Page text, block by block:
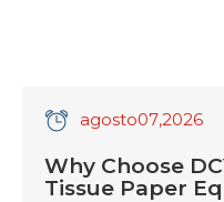
agosto07,2026
Why Choose
Tissue Paper